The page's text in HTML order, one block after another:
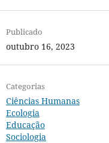
Publicado
outubro 16, 2023
Categorias
Ciências Humanas
Ecologia
Educação
Sociologia